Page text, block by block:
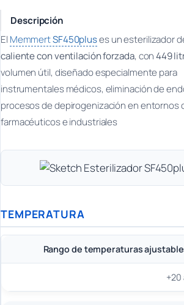
Descripción
El MemmertSF450pluses un esterilizador
caliente con ventilación forzada, con449
volumen útil, diseñado especialmente para
instrumentales médicos, eliminación de
procesos de depirogenización en entornos
farmacéuticos e industriales
TEMPERATURA
Rango de temperaturas
+20